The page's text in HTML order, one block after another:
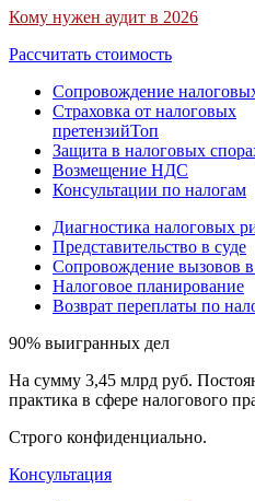
Кому нужен аудит в 2026
Рассчитать стоимость
Сопровождение
Страховка от налоговых
претензийТоп
Защита в налоговых
Возмещение НДС
Консультации по налогам
Диагностика налоговых
Представительство в суде
Сопровождение
Налоговое планирование
Возврат переплаты по
90% выигранных дел
На сумму 3,45 млрд руб.
практика в сфере налогового
Строго конфиденциально.
Консультация